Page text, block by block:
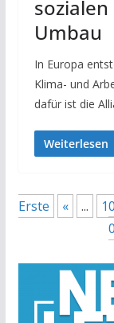
Umbau
In Europa
Klima- und
dafür ist die
Weiterlesen
Erste
« ... 10
0